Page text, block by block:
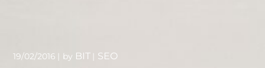
19/02/2016 by BIT SEO